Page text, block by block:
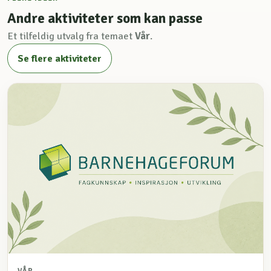
Andre aktiviteter som kan passe
Et tilfeldig utvalg fra temaet Vår.
Se flere aktiviteter